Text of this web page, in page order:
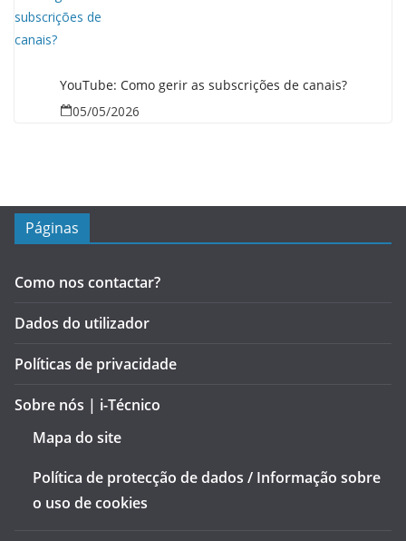
YouTube: Como gerir as subscrições de canais?
05/05/2026
Páginas
Como nos contactar?
Dados do utilizador
Políticas de privacidade
Sobre nós | i-Técnico
Mapa do site
Política de protecção de dados / Informação sobre
o uso de cookies